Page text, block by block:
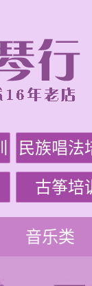
民族唱法
古筝培
音乐类